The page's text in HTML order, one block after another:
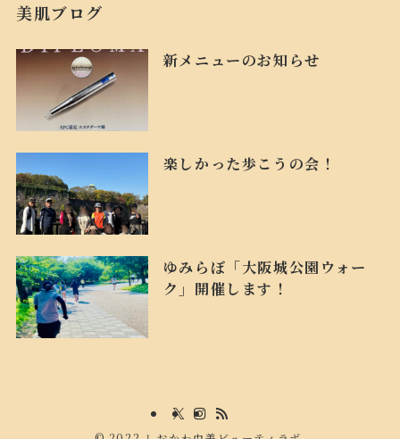
美肌ブログ
新メニューのお知らせ
楽しかった歩こうの会！
ゆみらぼ「大阪城公園ウォー
ク」開催します！